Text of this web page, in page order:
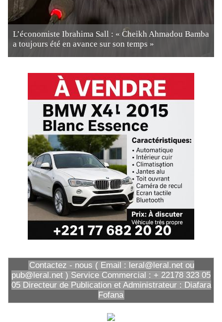
L’économiste Ibrahima Sall : « Cheikh Ahmadou Bamba
a toujours été en avance sur son temps »
Contactez - nous ( Email : leral@leral.net ou
pub@leral.net ) Service Commercial : + 22178 323 05
05 Directeur de Publication et Administrateur : Diafara
Fofana